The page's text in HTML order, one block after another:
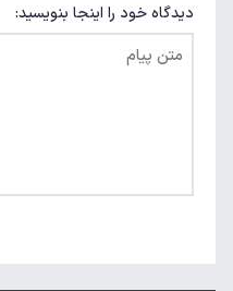
دیدگاه خود را اینجا بنویسید: